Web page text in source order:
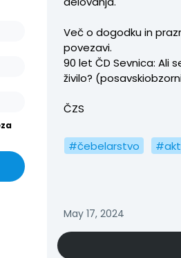
Več o dogodku in
povezavi.
90 let ČD Sevnica: Ali
živilo?
ČZS
#čebelarstvo
May 17, 2024